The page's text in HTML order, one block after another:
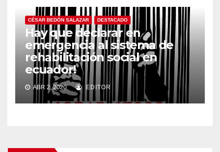
CÉSAR BEDÓN SALAZAR DESTACADO
Hay que declarar en
emergencia al sistema de
rehabilitación social en
ecuador!
ABR 2, 2020 EDITOR